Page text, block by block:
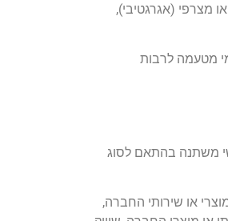
מצרפי (אגרגטיבי),
מטעמה לרבות
משתנה בהתאם לסוג
או שירותי החברה,